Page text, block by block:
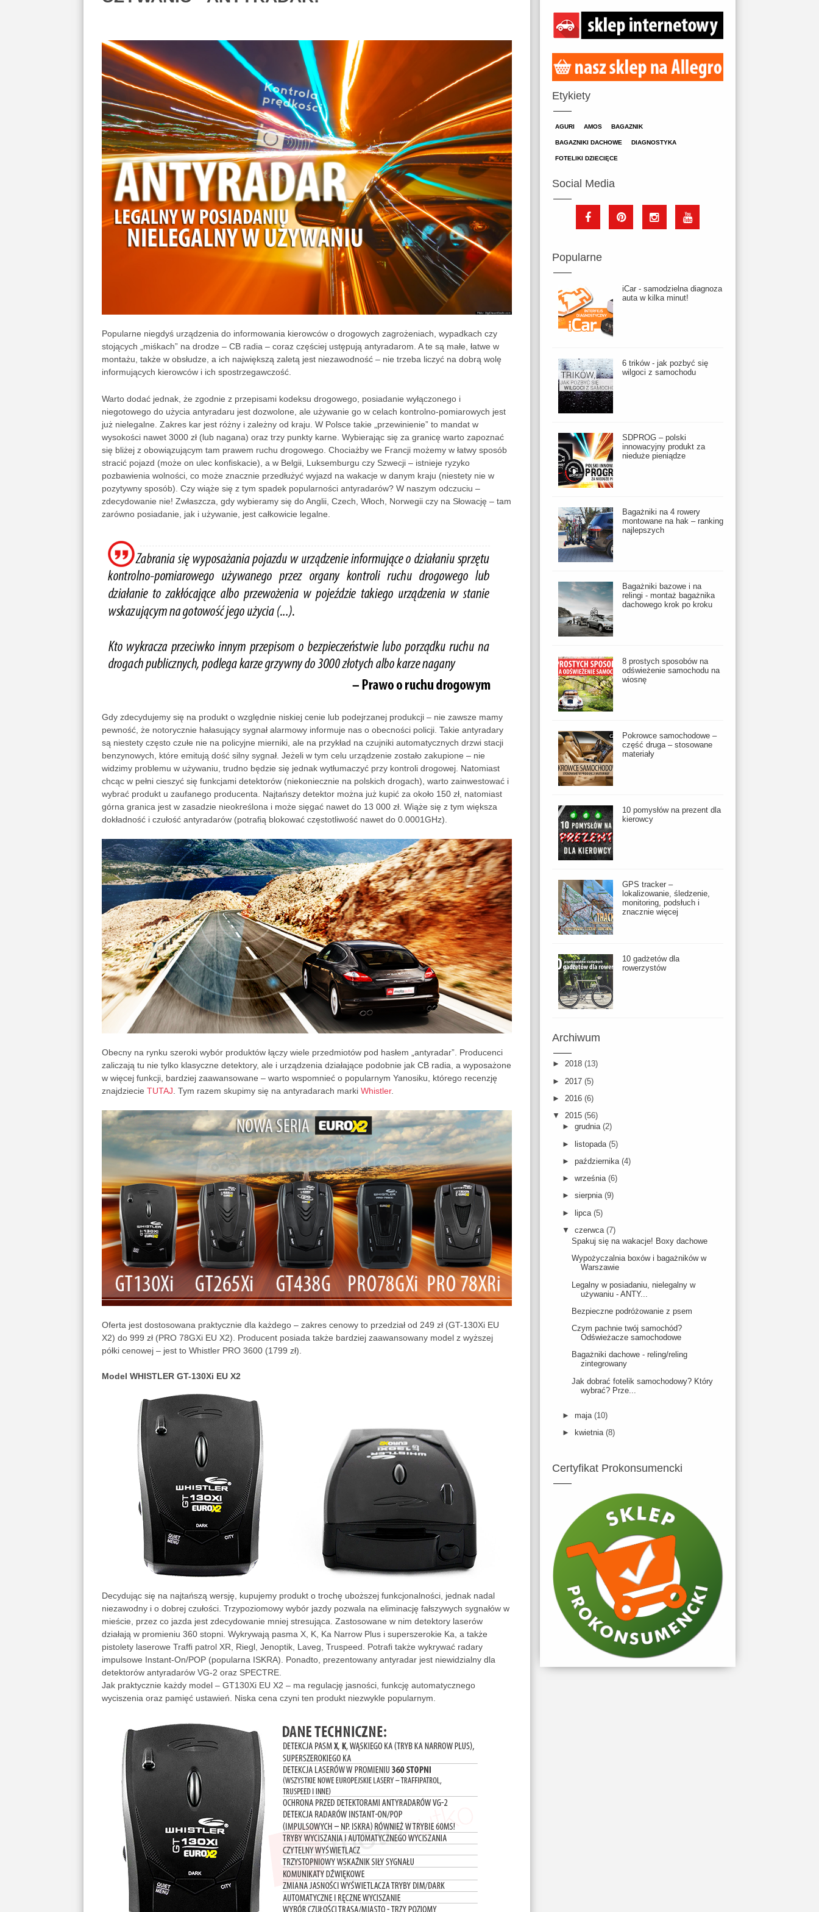
Popularne niegdyś urządzenia do informowania kierowców o drogowych zagrożeniach, wypadkach czy
stojących „miśkach” na drodze – CB radia – coraz częściej ustępują antyradarom. A te są małe, łatwe w
montażu, także w obsłudze, a ich największą zaletą jest niezawodność – nie trzeba liczyć na dobrą wolę
informujących kierowców i ich spostrzegawczość.
Warto dodać jednak, że zgodnie z przepisami kodeksu drogowego, posiadanie wyłączonego i
niegotowego do użycia antyradaru jest dozwolone, ale używanie go w celach kontrolno-pomiarowych jest
już nielegalne. Zakres kar jest różny i zależny od kraju. W Polsce takie „przewinienie” to mandat w
wysokości nawet 3000 zł (lub nagana) oraz trzy punkty karne. Wybierając się za granicę warto zapoznać
się bliżej z obowiązującym tam prawem ruchu drogowego. Chociażby we Francji możemy w łatwy sposób
stracić pojazd (może on ulec konfiskacie), a w Belgii, Luksemburgu czy Szwecji – istnieje ryzyko
pozbawienia wolności, co może znacznie przedłużyć wyjazd na wakacje w danym kraju (niestety nie w
pozytywny sposób). Czy wiąże się z tym spadek popularności antyradarów? W naszym odczuciu –
zdecydowanie nie! Zwłaszcza, gdy wybieramy się do Anglii, Czech, Włoch, Norwegii czy na Słowację – tam
zarówno posiadanie, jak i używanie, jest całkowicie legalne.
Gdy zdecydujemy się na produkt o względnie niskiej cenie lub podejrzanej produkcji – nie zawsze mamy
pewność, że notorycznie hałasujący sygnał alarmowy informuje nas o obecności policji. Takie antyradary
są niestety często czułe nie na policyjne mierniki, ale na przykład na czujniki automatycznych drzwi stacji
benzynowych, które emitują dość silny sygnał. Jeżeli w tym celu urządzenie zostało zakupione – nie
widzimy problemu w używaniu, trudno będzie się jednak wytłumaczyć przy kontroli drogowej. Natomiast
chcąc w pełni cieszyć się funkcjami detektorów (niekoniecznie na polskich drogach), warto zainwestować i
wybrać produkt u zaufanego producenta. Najtańszy detektor można już kupić za około 150 zł, natomiast
górna granica jest w zasadzie nieokreślona i może sięgać nawet do 13 000 zł. Wiąże się z tym większa
dokładność i czułość antyradarów (potrafią blokować częstotliwość nawet do 0.0001GHz).
Obecny na rynku szeroki wybór produktów łączy wiele przedmiotów pod hasłem „antyradar”. Producenci
zaliczają tu nie tylko klasyczne detektory, ale i urządzenia działające podobnie jak CB radia, a wyposażone
w więcej funkcji, bardziej zaawansowane – warto wspomnieć o popularnym Yanosiku, którego recenzję
znajdziecie TUTAJ . Tym razem skupimy się na antyradarach marki Whistler.
Oferta jest dostosowana praktycznie dla każdego – zakres cenowy to przedział od 249 zł (GT-130Xi EU
X2) do 999 zł (PRO 78GXi EU X2). Producent posiada także bardziej zaawansowany model z wyższej
półki cenowej – jest to Whistler PRO 3600 (1799 zł).
Model WHISTLER GT-130Xi EU X2
Decydując się na najtańszą wersję, kupujemy produkt o trochę uboższej funkcjonalności, jednak nadal
niezawodny i o dobrej czułości. Trzypoziomowy wybór jazdy pozwala na eliminację fałszywych sygnałów w
mieście, przez co jazda jest zdecydowanie mniej stresująca. Zastosowane w nim detektory laserów
działają w promieniu 360 stopni. Wykrywają pasma X, K, Ka Narrow Plus i superszerokie Ka, a także
pistolety laserowe Traffi patrol XR, Riegl, Jenoptik, Laveg, Truspeed. Potrafi także wykrywać radary
impulsowe Instant-On/POP (popularna ISKRA). Ponadto, prezentowany antyradar jest niewidzialny dla
detektorów antyradarów VG-2 oraz SPECTRE.
Jak praktycznie każdy model – GT130Xi EU X2 – ma regulację jasności, funkcję automatycznego
wyciszenia oraz pamięć ustawień. Niska cena czyni ten produkt niezwykle popularnym.
Etykiety
AGURI AMOS BAGAZNIK
BAGAZNIKI DACHOWE DIAGNOSTYKA
FOTELIKI DZIECIĘCE
Social Media
Popularne
iCar - samodzielna diagnoza
auta w kilka minut!
6 trików - jak pozbyć się
wilgoci z samochodu
SDPROG – polski
innowacyjny produkt za
nieduże pieniądze
Bagażniki na 4 rowery
montowane na hak – ranking
najlepszych
Bagażniki bazowe i na
relingi - montaż bagażnika
dachowego krok po kroku
8 prostych sposobów na
odświeżenie samochodu na
wiosnę
Pokrowce samochodowe –
część druga – stosowane
materiały
10 pomysłów na prezent dla
kierowcy
GPS tracker –
lokalizowanie, śledzenie,
monitoring, podsłuch i
znacznie więcej
10 gadżetów dla
rowerzystów
Archiwum
► 2018 (13)
► 2017 (5)
► 2016 (6)
▼ 2015 (56)
► grudnia (2)
► listopada (5)
► października (4)
► września (6)
► sierpnia (9)
► lipca (5)
▼ czerwca (7)
Spakuj się na wakacje! Boxy dachowe
Wypożyczalnia boxów i bagażników w
Warszawie
Legalny w posiadaniu, nielegalny w
używaniu - ANTY...
Bezpieczne podróżowanie z psem
Czym pachnie twój samochód?
Odświeżacze samochodowe
Bagażniki dachowe - reling/reling
zintegrowany
Jak dobrać fotelik samochodowy? Który
wybrać? Prze...
► maja (10)
►
kwietnia (8)
Certyfikat Prokonsumencki